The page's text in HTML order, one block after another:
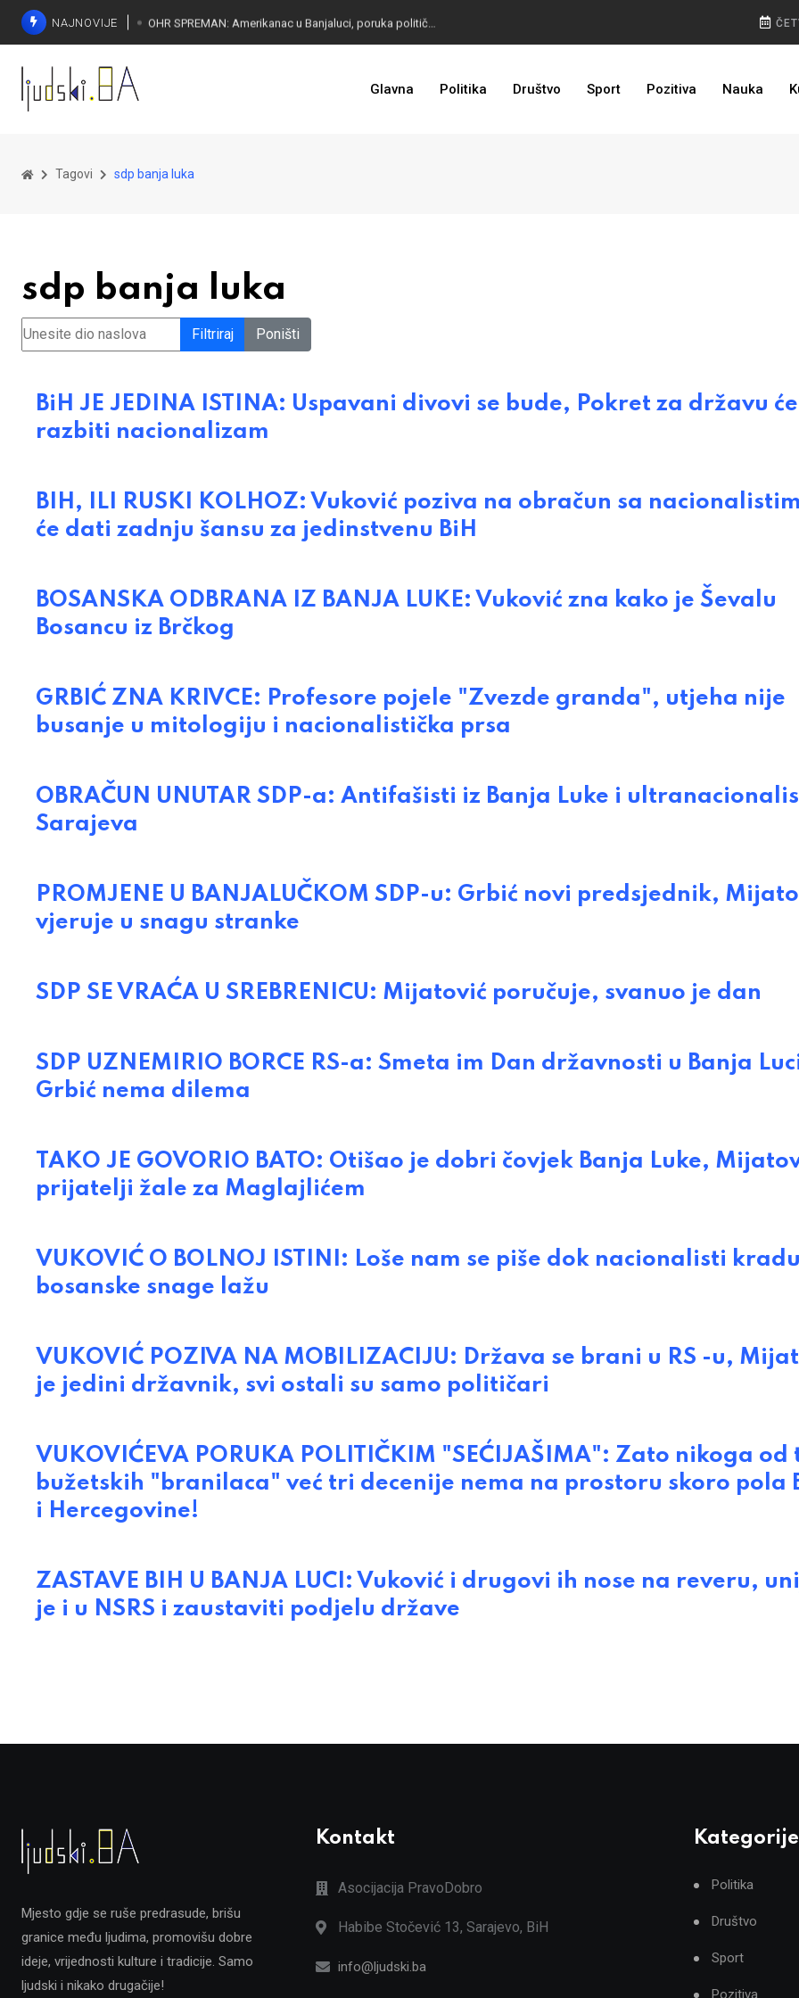
NAJNOVIJE
SORECA ZADOVOLJAN: Važan korak BiH ka EU
Glavna Politika Društvo Sport Pozitiva Nauka
Tagovi sdp banja luka
sdp banja luka
Unesite dio naslova Filtriraj Poništi
BiH JE JEDINA ISTINA: Uspavani divovi se bude, Pokret za državu će
razbiti nacionalizam
BIH, ILI RUSKI KOLHOZ: Vuković poziva na obračun sa
će dati zadnju šansu za jedinstvenu BiH
BOSANSKA ODBRANA IZ BANJA LUKE: Vuković zna kako je Ševalu
Bosancu iz Brčkog
GRBIĆ ZNA KRIVCE: Profesore pojele "Zvezde granda", utjeha nije
busanje u mitologiju i nacionalistička prsa
OBRAČUN UNUTAR SDP-a: Antifašisti iz Banja Luke i
Sarajeva
PROMJENE U BANJALUČKOM SDP-u: Grbić novi predsjednik,
vjeruje u snagu stranke
SDP SE VRAĆA U SREBRENICU: Mijatović poručuje, svanuo je dan
SDP UZNEMIRIO BORCE RS-a: Smeta im Dan državnosti u Banja
Grbić nema dilema
TAKO JE GOVORIO BATO: Otišao je dobri čovjek Banja Luke,
prijatelji žale za Maglajlićem
VUKOVIĆ O BOLNOJ ISTINI: Loše nam se piše dok nacionalisti
bosanske snage lažu
VUKOVIĆ POZIVA NA MOBILIZACIJU: Država se brani u RS -u,
je jedini državnik, svi ostali su samo političari
VUKOVIĆEVA PORUKA POLITIČKIM "SEĆIJAŠIMA": Zato nikoga od
bužetskih "branilaca" već tri decenije nema na prostoru skoro pola
i Hercegovine!
ZASTAVE BIH U BANJA LUCI: Vuković i drugovi ih nose na reveru,
je i u NSRS i zaustaviti podjelu države
Mjesto gdje se ruše predrasude, brišu
granice među ljudima, promovišu dobre
ideje, vrijednosti kulture i tradicije. Samo
ljudski i nikako drugačije!
Kontakt
Asocijacija PravoDobro
Habibe Stočević 13, Sarajevo, BiH
info@ljudski.ba
Kategorije
Politika
Društvo
Sport
Pozitiva